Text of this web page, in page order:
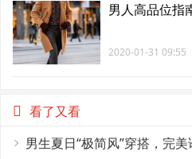
男人高品位指
2020-01-31 09:55
看了又看
男生夏日“极简风”穿搭，完